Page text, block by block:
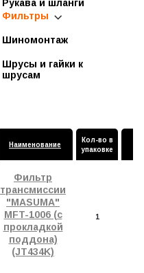
кондиционера
Рукава и шланги
Фильтры
модули
бензонасоса
(сетка)
салонные
Фильтры
датчики
Фильтры
трансмиссии
Шиномонтаж
Шрусы и гайки к
шрусам
Наименование
Кол-во в
упаковке
Фильтр
трансмиссии
"MASUMA"
MFT-1006 (с
прокладкой
поддона)
(JT434K)
1